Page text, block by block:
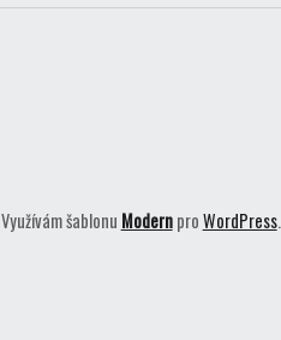
Využívám šablonu ModernproWordPress.